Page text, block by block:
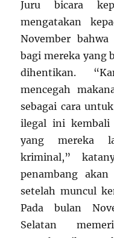
Juru bicara
mengatakan
November
bagi mereka yang
dihentikan.
mencegah
sebagai cara
ilegal ini kembali
yang mereka
kriminal,”
penambang akan
setelah muncul
Pada bulan
Selatan